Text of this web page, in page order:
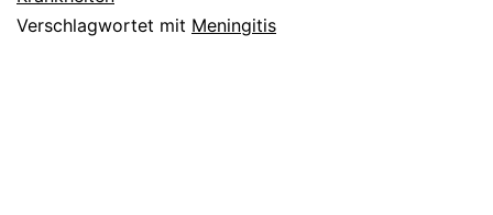
Verschlagwortet mit Meningitis